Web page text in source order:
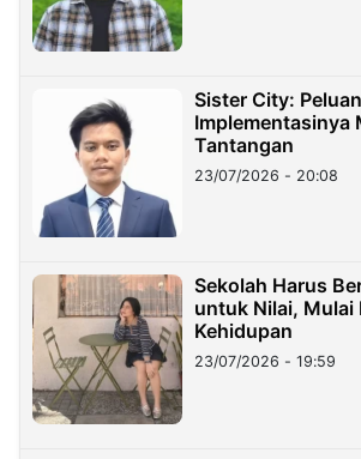
Sister City:
Implementasinya
Tantangan
23/07/2026 - 20:08
Sekolah Harus
untuk Nilai,
Kehidupan
23/07/2026 - 19:59